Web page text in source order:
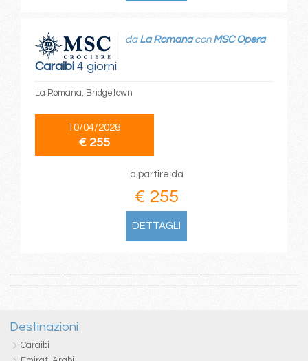
Caraibi4 giorni
da La Romanacon MSC Opera
La Romana, Bridgetown
10/04/2028
€ 255
a partire da
€ 255
DETTAGLI
Destinazioni
Caraibi